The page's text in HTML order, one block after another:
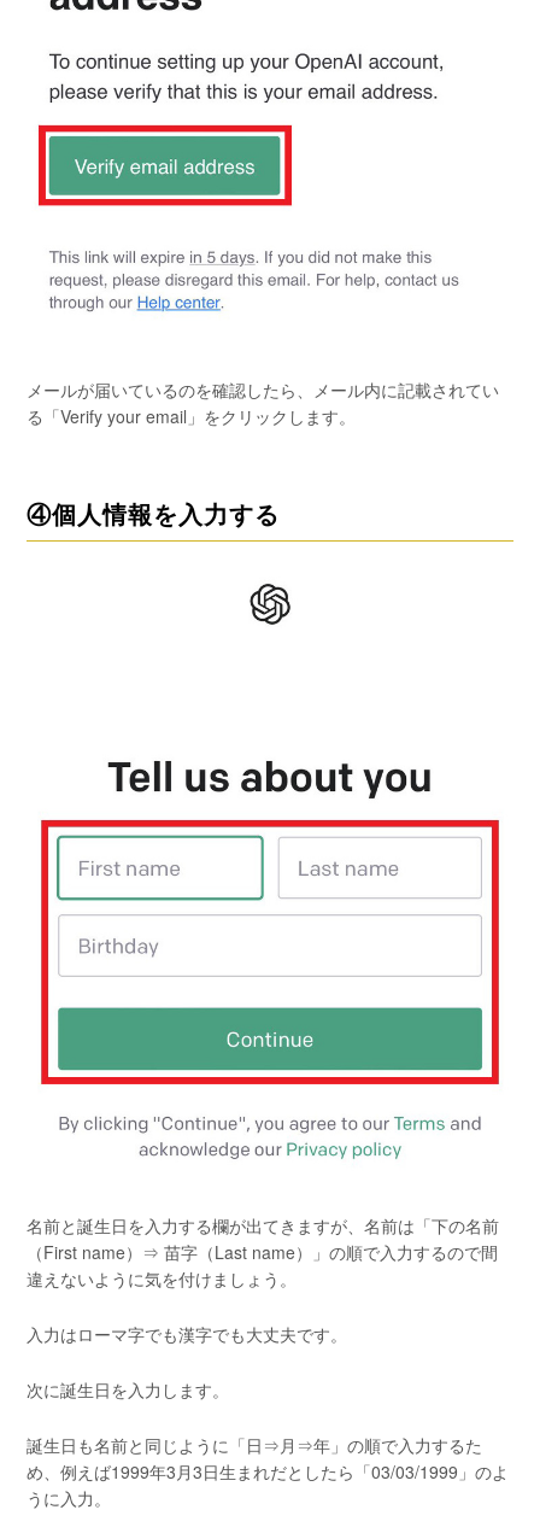
メールが届いているのを確認したら、メール内に記載されてい
る「Verify your email」をクリックします。
④個人情報を入力する
名前と誕生日を入力する欄が出てきますが、名前は「下の名前
（First name）⇒ 苗字（Last name）」の順で入力するので間
違えないように気を付けましょう。
入力はローマ字でも漢字でも大丈夫です。
次に誕生日を入力します。
誕生日も名前と同じように「日⇒月⇒年」の順で入力するた
め、例えば1999年3月3日生まれだとしたら「03/03/1999」のよ
うに入力。